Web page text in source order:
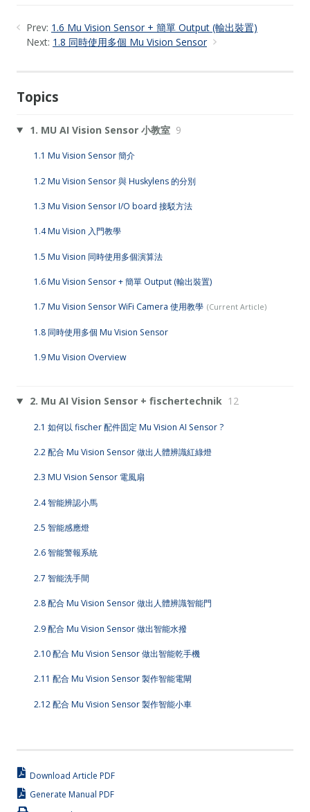
Prev: 1.6 Mu Vision Sensor + 簡單 Output (輸出裝置)
Next: 1.8 同時使用多個 Mu Vision Sensor
Topics
1. MU AI Vision Sensor 小教室 9
1.1 Mu Vision Sensor 簡介
1.2 Mu Vision Sensor 與 Huskylens 的分別
1.3 Mu Vision Sensor I/O board 接駁方法
1.4 Mu Vision 入門教學
1.5 Mu Vision 同時使用多個演算法
1.6 Mu Vision Sensor + 簡單 Output (輸出裝置)
1.7 Mu Vision Sensor WiFi Camera 使用教學
1.8 同時使用多個 Mu Vision Sensor
1.9 Mu Vision Overview
2. Mu AI Vision Sensor + fischertechnik 12
2.1 如何以 fischer 配件固定 Mu Vision AI Sensor ?
2.2 配合 Mu Vision Sensor 做出人體辨識紅綠燈
2.3 MU Vision Sensor 電風扇
2.4 智能辨認小馬
2.5 智能感應燈
2.6 智能警報系統
2.7 智能洗手間
2.8 配合 Mu Vision Sensor 做出人體辨識智能門
2.9 配合 Mu Vision Sensor 做出智能水撥
2.10 配合 Mu Vision Sensor 做出智能乾手機
2.11 配合 Mu Vision Sensor 製作智能電閘
2.12 配合 Mu Vision Sensor 製作智能小車
Download Article PDF
Generate Manual PDF